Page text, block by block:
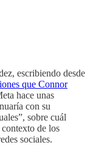
escribiendo desde
que Connor
hace unas
con su
sobre cuál
de los
sociales.